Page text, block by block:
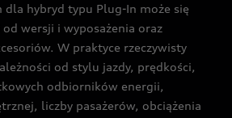
hybryd typu Plug-In może się
wersji i wyposażenia oraz
W praktyce rzeczywisty
od stylu jazdy, prędkości,
odbiorników energii,
liczby pasażerów, obciążenia